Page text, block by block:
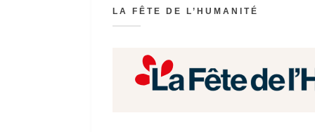
LA FÊTE DE L’HUMANITÉ